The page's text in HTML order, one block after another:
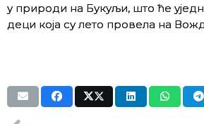
у природи на Букуљи, што ће
деци која су лето провела на